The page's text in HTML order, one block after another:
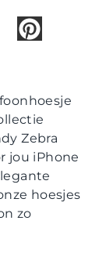
Zebra
jou iPhone
hoesjes
zo